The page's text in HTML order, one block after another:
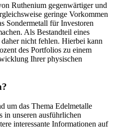
Ruthenium gegenwärtiger und
geringe Vorkommen
Sondermetall für Investoren
Als Bestandteil eines
nicht fehlen. Hierbei kann
des Portfolios zu einem
Ihrer physischen
um das Thema Edelmetalle
in unseren ausführlichen
interessante Informationen auf